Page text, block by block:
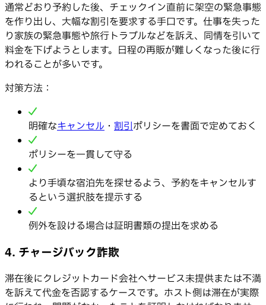
通常どおり予約した後、チェックイン直前に架空の緊急事態
を作り出し、大幅な割引を要求する手口です。仕事を失った
り家族の緊急事態や旅行トラブルなどを訴え、同情を引いて
料金を下げようとします。日程の再販が難しくなった後に行
われることが多いです。
対策方法：
明確なキャンセル ・ 割引ポリシーを書面で定めておく
ポリシーを一貫して守る
より手頃な宿泊先を探せるよう、予約をキャンセルす
るという選択肢を提示する
例外を設ける場合は証明書類の提出を求める
4. チャージバック詐欺
滞在後にクレジットカード会社へサービス未提供または不満
を訴えて代金を否認するケースです。ホスト側は滞在が実際